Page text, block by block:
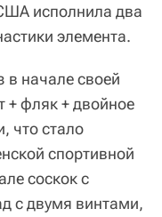
исполнила два
элемента.
в начале своей
+ фляк + двойное
что стало
спортивной
соскок с
с двумя винтами,